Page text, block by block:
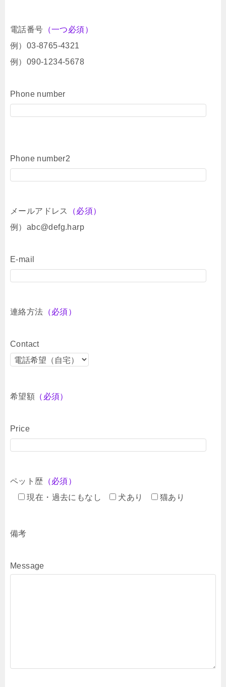
電話番号 （一つ必須）
例）03-8765-4321
例）090-1234-5678
Phone number
Phone number2
メールアドレス
（必須）
例）abc@defg.harp
E-mail
連絡方法 （必須）
Contact
希望額 （必須）
Price
ペット歴 （必須）
現在・過去にもなし
犬あり 猫あり
備考
Message